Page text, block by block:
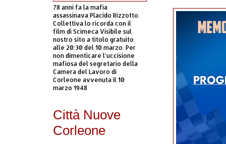
78 anni fa la mafia
assassinava Placido Rizzotto.
Collettiva lo ricorda con il
film di Scimeca Visibile sul
nostro sito a titolo gratuito
alle 20:30 del 10 marzo. Per
non dimenticare l’uccisione
mafiosa del segretario della
Camera del Lavoro di
Corleone avvenuta il 10
marzo 1948
Città Nuove
Corleone